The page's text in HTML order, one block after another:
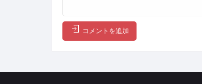
コメントを追加